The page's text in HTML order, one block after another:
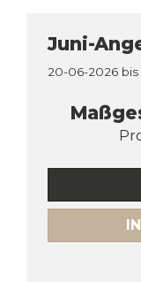
Juni-
20-06-2026